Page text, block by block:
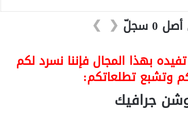
❮
❯
بهذا المجال فإننا نسرد لكم
وتشبع تطلعاتكم:
جرافيك